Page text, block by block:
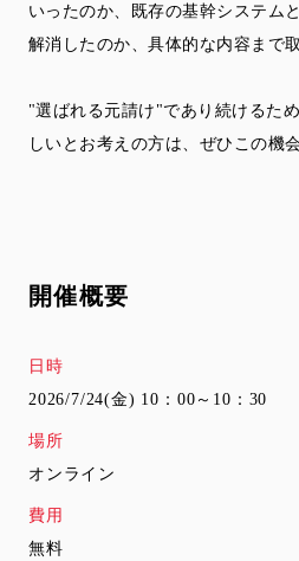
いったのか、既存の基幹システム
解消したのか、具体的な内容まで
"選ばれる元請け"であり続けるた
しいとお考えの方は、ぜひこの機
開催概要
日時
2026/7/24(金) 10：00～10：30
場所
オンライン
費用
無料